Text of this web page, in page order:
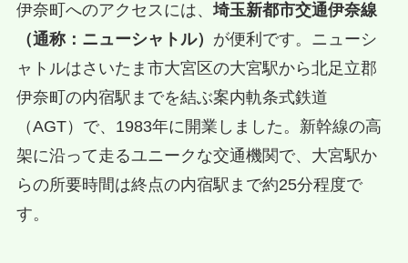
伊奈町へのアクセスには、埼玉新都市交通伊奈線
（通称：ニューシャトル） が便利です。ニューシ
ャトルはさいたま市大宮区の大宮駅から北足立郡
伊奈町の内宿駅までを結ぶ案内軌条式鉄道
（AGT）で、1983年に開業しました。新幹線の高
架に沿って走るユニークな交通機関で、大宮駅か
らの所要時間は終点の内宿駅まで約25分程度で
す。